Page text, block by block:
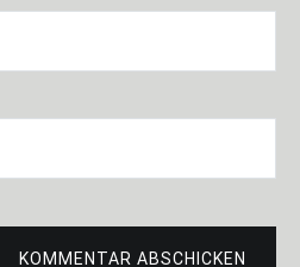
KOMMENTAR ABSCHICKEN